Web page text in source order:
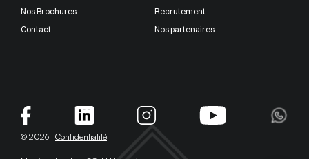
Nos Brochures
Contact
Recrutement
Nos partenaires
© 2026 | Confidentialité